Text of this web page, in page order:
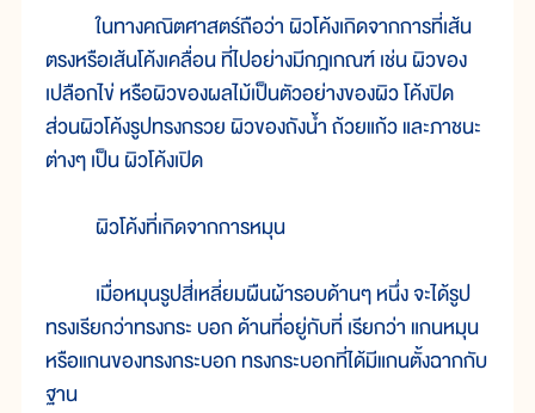
ในทางคณิตศาสตร์ถือว่า ผิวโค้งเกิดจากการที่เส้น
ตรงหรือเส้นโค้งเคลื่อน ที่ไปอย่างมีกฎเกณฑ์ เช่น ผิวของ
เปลือกไข่ หรือผิวของผลไม้เป็นตัวอย่างของผิว โค้งปิด
ส่วนผิวโค้งรูปทรงกรวย ผิวของถังน้ำ ถ้วยแก้ว และภาชนะ
ต่างๆ เป็น ผิวโค้งเปิด
ผิวโค้งที่เกิดจากการหมุน
เมื่อหมุนรูปสี่เหลี่ยมผืนผ้ารอบด้านๆ หนึ่ง จะได้รูป
ทรงเรียกว่าทรงกระ บอก ด้านที่อยู่กับที่ เรียกว่า แกนหมุน
หรือแกนของทรงกระบอก ทรงกระบอกที่ได้มีแกนตั้งฉากกับ
ฐาน